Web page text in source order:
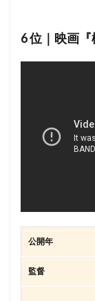
6 位｜映画『
公開年
監督